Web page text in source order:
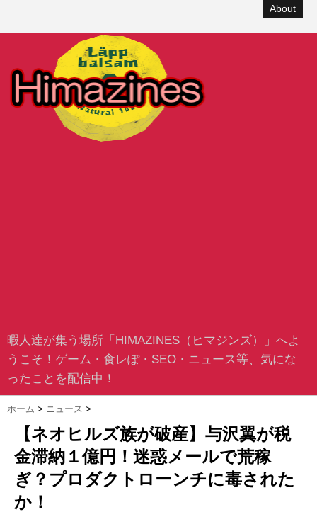
About
暇人達が集う場所「HIMAZINES（ヒマジンズ）」へよ
うこそ！ゲーム・食レぽ・SEO・ニュース等、気にな
ったことを配信中！
ホーム > ニュース >
【ネオヒルズ族が破産】与沢翼が税
金滞納１億円！迷惑メールで荒稼
ぎ？プロダクトローンチに毒された
か！